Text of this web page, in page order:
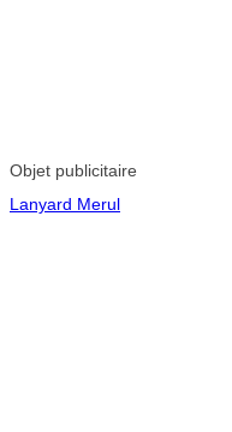
Objet publicitaire
Lanyard Merul